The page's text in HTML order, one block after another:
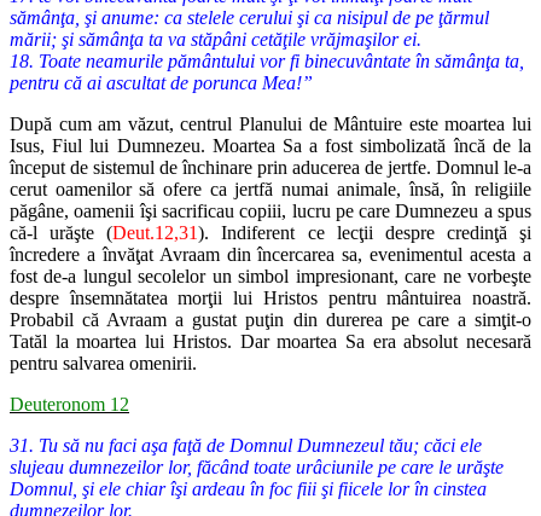
sămânţa, şi anume: ca stelele cerului şi ca nisipul de pe ţărmul
mării; şi sămânţa ta va stăpâni cetăţile vrăjmaşilor ei.
18. Toate neamurile pământului vor fi binecuvântate în sămânţa ta,
pentru că ai ascultat de porunca Mea!”
După cum am văzut, centrul Planului de Mântuire este moartea lui
Isus, Fiul lui Dumnezeu. Moartea Sa a fost simbolizată încă de la
început de sistemul de închinare prin aducerea de jertfe. Domnul le-a
cerut oamenilor să ofere ca jertfă numai animale, însă, în religiile
păgâne, oamenii îşi sacrificau copiii, lucru pe care Dumnezeu a spus
că-l urăşte (Deut.12,31). Indiferent ce lecţii despre credinţă şi
încredere a învăţat Avraam din încercarea sa, evenimentul acesta a
fost de-a lungul secolelor un simbol impresionant, care ne vorbeşte
despre însemnătatea morţii lui Hristos pentru mântuirea noastră.
Probabil că Avraam a gustat puţin din durerea pe care a simţit-o
Tatăl la moartea lui Hristos. Dar moartea Sa era absolut necesară
pentru salvarea omenirii.
Deuteronom 12
31. Tu să nu faci aşa faţă de Domnul Dumnezeul tău; căci ele
slujeau dumnezeilor lor, făcând toate urâciunile pe care le urăşte
Domnul, şi ele chiar îşi ardeau în foc fiii şi fiicele lor în cinstea
dumnezeilor lor.